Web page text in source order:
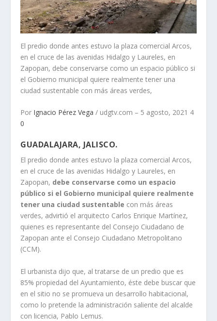
El predio donde antes estuvo la plaza comercial Arcos,
en el cruce de las avenidas Hidalgo y Laureles, en
Zapopan, debe conservarse como un espacio público si
el Gobierno municipal quiere realmente tener una
ciudad sustentable con más áreas verdes,
Por Ignacio Pérez Vega / udgtv.com – 5 agosto, 2021 4
0
GUADALAJARA, JALISCO.
El predio donde antes estuvo la plaza comercial Arcos,
en el cruce de las avenidas Hidalgo y Laureles, en
Zapopan, debe conservarse como un espacio
público si el Gobierno municipal quiere realmente
tener una ciudad sustentable con más áreas
verdes, advirtió el arquitecto Carlos Enrique Martínez,
quienes es representante del Consejo Ciudadano de
Zapopan ante el Consejo Ciudadano Metropolitano
(CCM).
El urbanista dijo que, al tratarse de un predio que es
85% propiedad del Ayuntamiento, éste debe buscar que
en el sitio no se promueva un desarrollo habitacional,
como lo pretende la administración saliente del alcalde
con licencia, Pablo Lemus.